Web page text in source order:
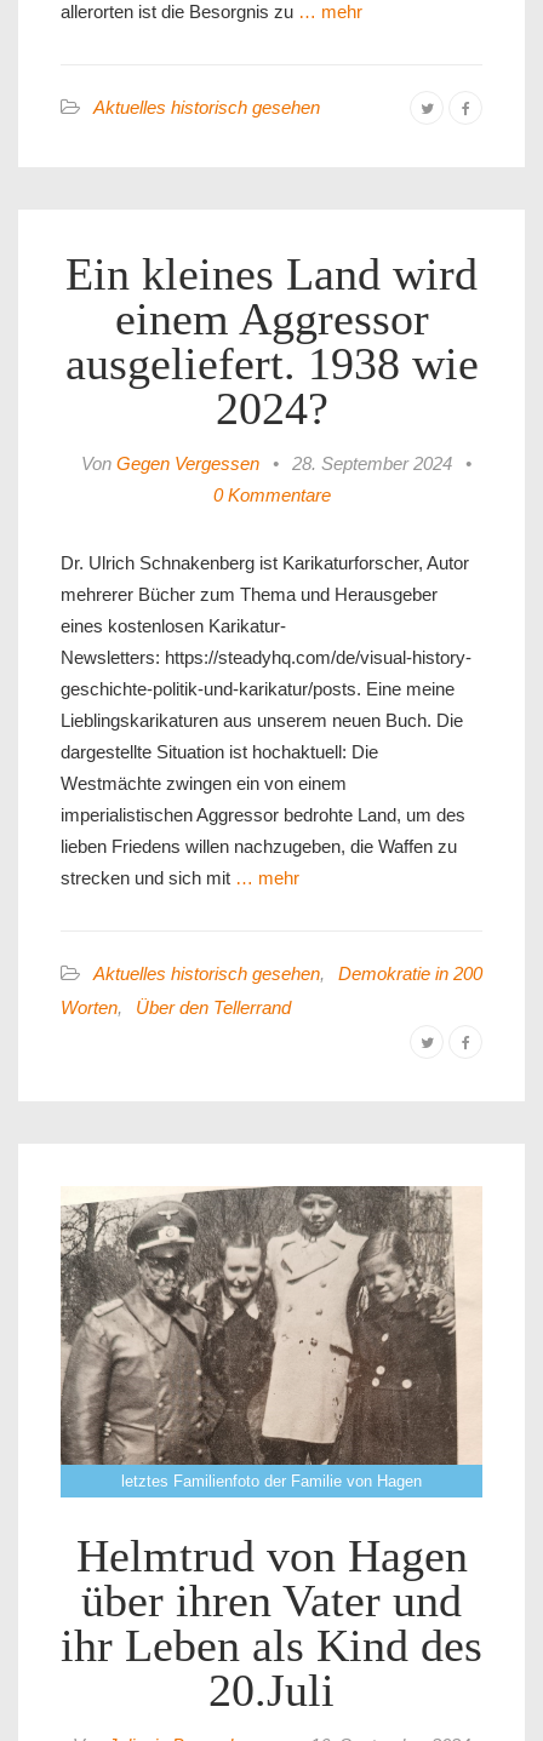
allerorten ist die Besorgnis zu … mehr
Aktuelles historisch gesehen
Ein kleines Land wird
einem Aggressor
ausgeliefert. 1938 wie
2024?
Von Gegen Vergessen • 28. September 2024
•
0 Kommentare
Dr. Ulrich Schnakenberg ist Karikaturforscher, Autor
mehrerer Bücher zum Thema und Herausgeber
eines kostenlosen Karikatur-
Newsletters: https://steadyhq.com/de/visual-history-
geschichte-politik-und-karikatur/posts. Eine meine
Lieblingskarikaturen aus unserem neuen Buch. Die
dargestellte Situation ist hochaktuell: Die
Westmächte zwingen ein von einem
imperialistischen Aggressor bedrohte Land, um des
lieben Friedens willen nachzugeben, die Waffen zu
strecken und sich mit … mehr
Aktuelles historisch gesehen,
Demokratie in 200
Worten, Über den Tellerrand
letztes Familienfoto der Familie von Hagen
Helmtrud von Hagen
über ihren Vater und
ihr Leben als Kind des
20.Juli